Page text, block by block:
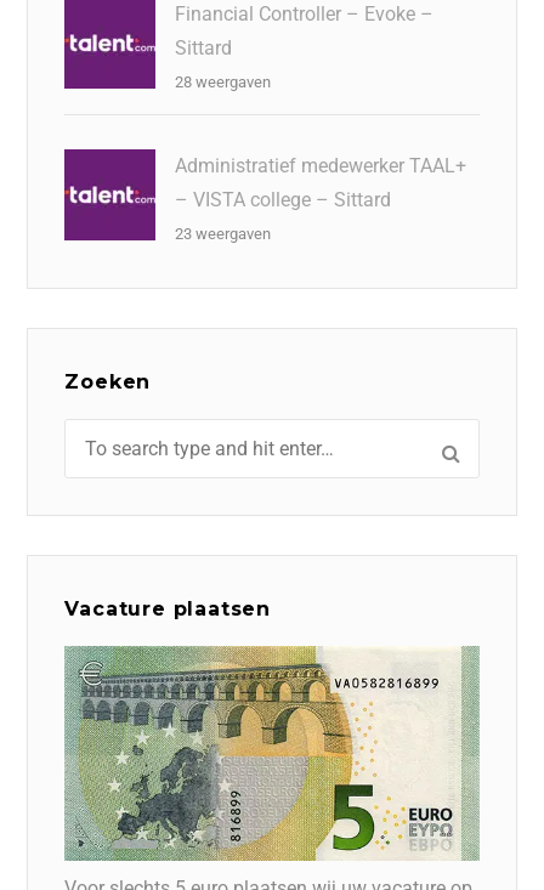
Financial Controller – Evoke –
Sittard
28 weergaven
Administratief medewerker TAAL+
– VISTA college – Sittard
23 weergaven
Zoeken
Vacature plaatsen